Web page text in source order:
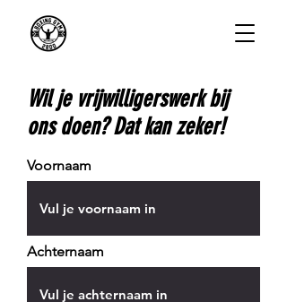
Wil je vrijwilligerswerk bij
ons doen? Dat kan zeker!
Voornaam
Achternaam